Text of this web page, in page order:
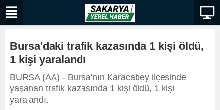
Bursa'daki trafik kazasında 1 kişi öldü,
1 kişi yaralandı
BURSA (AA) - Bursa'nın Karacabey ilçesinde
yaşanan trafik kazasında 1 kişi öldü, 1 kişi
yaralandı.